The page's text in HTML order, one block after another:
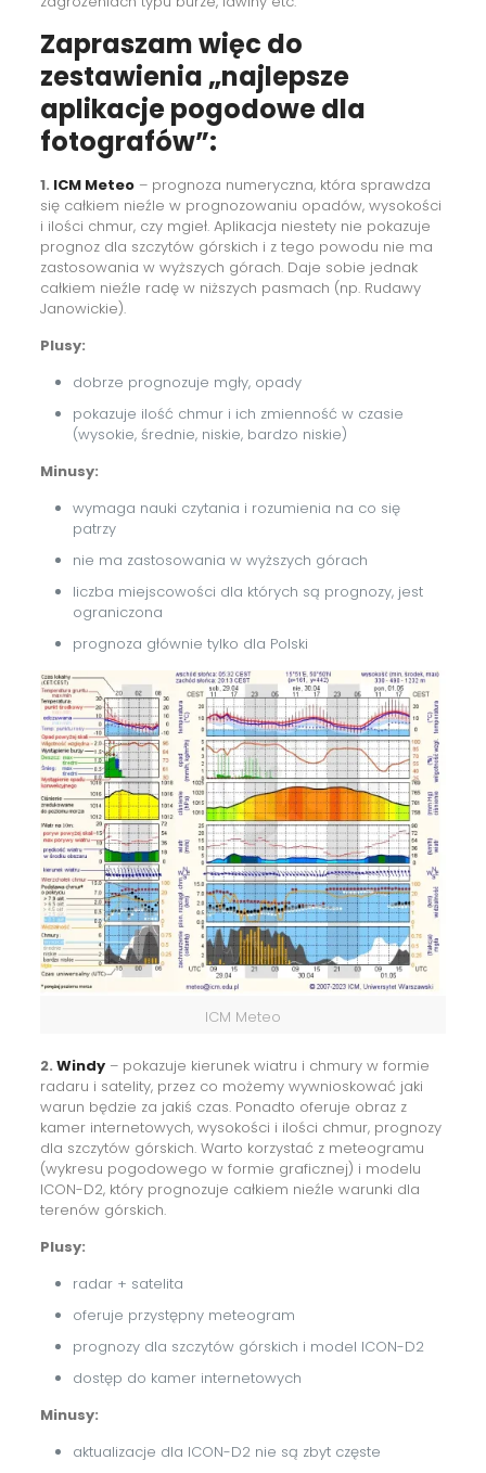
Zapraszam więc do
zestawienia „najlepsze
aplikacje pogodowe dla
fotografów”:⁠
1. ICM Meteo– prognoza numeryczna, która sprawdza
się całkiem nieźle w prognozowaniu opadów, wysokości
i ilości chmur, czy mgieł⁠. Aplikacja niestety nie pokazuje
prognoz dla szczytów górskich i z tego powodu nie ma
zastosowania w wyższych górach. Daje sobie jednak
całkiem nieźle radę w niższych pasmach (np. Rudawy
Janowickie).
Plusy:
dobrze prognozuje mgły, opady
pokazuje ilość chmur i ich zmienność w czasie
(wysokie, średnie, niskie, bardzo niskie)
Minusy:
wymaga nauki czytania i rozumienia na co się
patrzy
nie ma zastosowania w wyższych górach
liczba miejscowości dla których są prognozy, jest
ograniczona
prognoza głównie tylko dla Polski
ICM Meteo
2. Windy– pokazuje kierunek wiatru i chmury w formie
radaru i satelity, przez co możemy wywnioskować jaki
warun będzie za jakiś czas. Ponadto oferuje obraz z
kamer internetowych, wysokości i ilości chmur, prognozy
dla szczytów górskich. Warto korzystać z meteogramu
(wykresu pogodowego w formie graficznej) i modelu
ICON-D2, który prognozuje całkiem nieźle warunki dla
terenów górskich.
Plusy⁠:
radar + satelita
oferuje przystępny meteogram
prognozy dla szczytów górskich i model ICON-D2
dostęp do kamer internetowych
Minusy:
aktualizacje dla ICON-D2 nie są zbyt częste